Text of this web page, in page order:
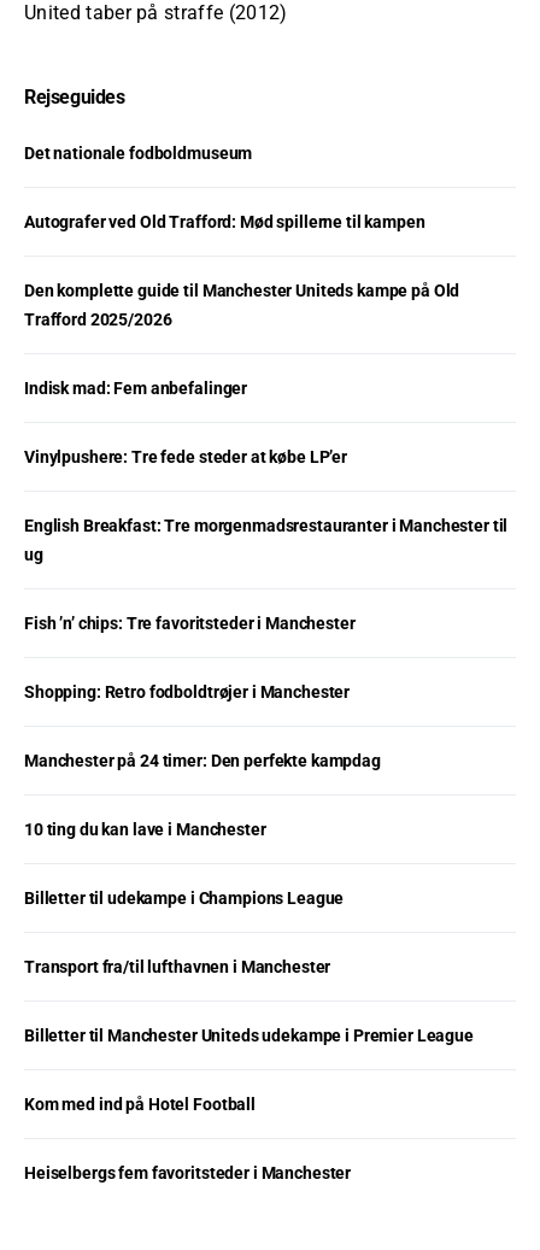
United taber på straffe (2012)
Rejseguides
Det nationale fodboldmuseum
Autografer ved Old Trafford: Mød spillerne til kampen
Den komplette guide til Manchester Uniteds kampe på Old
Trafford 2025/2026
Indisk mad: Fem anbefalinger
Vinylpushere: Tre fede steder at købe LP’er
English Breakfast: Tre morgenmadsrestauranter i Manchester til
ug
Fish ’n’ chips: Tre favoritsteder i Manchester
Shopping: Retro fodboldtrøjer i Manchester
Manchester på 24 timer: Den perfekte kampdag
10 ting du kan lave i Manchester
Billetter til udekampe i Champions League
Transport fra/til lufthavnen i Manchester
Billetter til Manchester Uniteds udekampe i Premier League
Kom med ind på Hotel Football
Heiselbergs fem favoritsteder i Manchester